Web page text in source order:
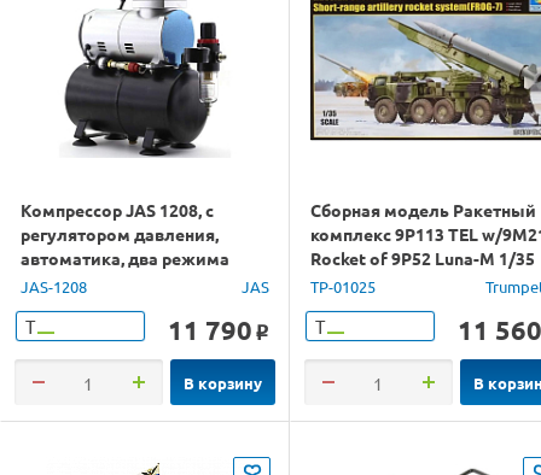
Компрессор JAS 1208, с
регулятором давления,
автоматика, два режима
работы, ресивер
JAS-1208 JAS
Т 11 790 o
В корзину
Сборная модель Ракетный
комплекс 9P113 TEL w/
Rocket of 9P52 Luna-M 1/35
TP-01025
Т 11 560
В